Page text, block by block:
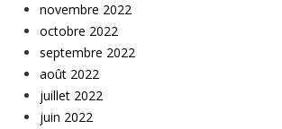
novembre 2022
octobre 2022
septembre 2022
août 2022
juillet 2022
juin 2022